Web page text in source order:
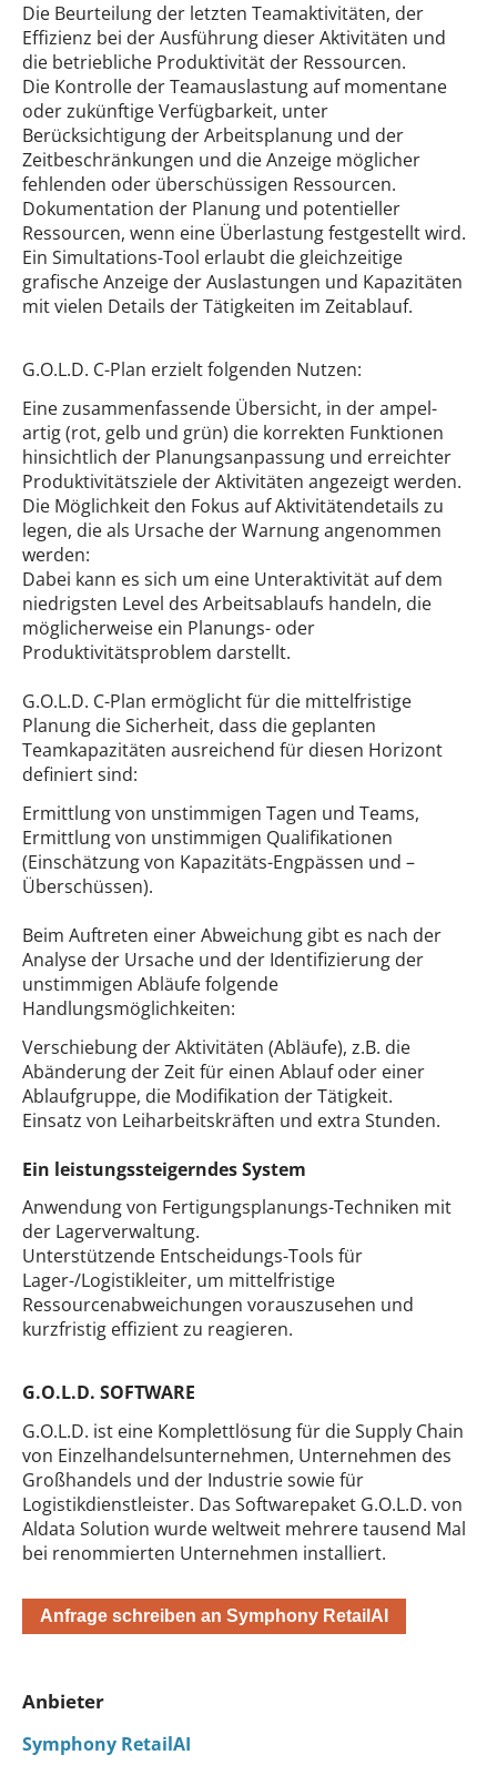
Die Beurteilung der letzten Teamaktivitäten, der
Effizienz bei der Ausführung dieser Aktivitäten und
die betriebliche Produktivität der Ressourcen.
Die Kontrolle der Teamauslastung auf momentane
oder zukünftige Verfügbarkeit, unter
Berücksichtigung der Arbeitsplanung und der
Zeitbeschränkungen und die Anzeige möglicher
fehlenden oder überschüssigen Ressourcen.
Dokumentation der Planung und potentieller
Ressourcen, wenn eine Überlastung festgestellt wird.
Ein Simultations-Tool erlaubt die gleichzeitige
grafische Anzeige der Auslastungen und Kapazitäten
mit vielen Details der Tätigkeiten im Zeitablauf.
G.O.L.D. C-Plan erzielt folgenden Nutzen:
Eine zusammenfassende Übersicht, in der ampel-
artig (rot, gelb und grün) die korrekten Funktionen
hinsichtlich der Planungsanpassung und erreichter
Produktivitätsziele der Aktivitäten angezeigt werden.
Die Möglichkeit den Fokus auf Aktivitätendetails zu
legen, die als Ursache der Warnung angenommen
werden:
Dabei kann es sich um eine Unteraktivität auf dem
niedrigsten Level des Arbeitsablaufs handeln, die
möglicherweise ein Planungs- oder
Produktivitätsproblem darstellt.
G.O.L.D. C-Plan ermöglicht für die mittelfristige
Planung die Sicherheit, dass die geplanten
Teamkapazitäten ausreichend für diesen Horizont
definiert sind:
Ermittlung von unstimmigen Tagen und Teams,
Ermittlung von unstimmigen Qualifikationen
(Einschätzung von Kapazitäts-Engpässen und –
Überschüssen).
Beim Auftreten einer Abweichung gibt es nach der
Analyse der Ursache und der Identifizierung der
unstimmigen Abläufe folgende
Handlungsmöglichkeiten:
Verschiebung der Aktivitäten (Abläufe), z.B. die
Abänderung der Zeit für einen Ablauf oder einer
Ablaufgruppe, die Modifikation der Tätigkeit.
Einsatz von Leiharbeitskräften und extra Stunden.
Ein leistungssteigerndes System
Anwendung von Fertigungsplanungs-Techniken mit
der Lagerverwaltung.
Unterstützende Entscheidungs-Tools für
Lager-/Logistikleiter, um mittelfristige
Ressourcenabweichungen vorauszusehen und
kurzfristig effizient zu reagieren.
G.O.L.D. SOFTWARE
G.O.L.D. ist eine Komplettlösung für die Supply Chain
von Einzelhandelsunternehmen, Unternehmen des
Großhandels und der Industrie sowie für
Logistikdienstleister. Das Softwarepaket G.O.L.D. von
Aldata Solution wurde weltweit mehrere tausend Mal
bei renommierten Unternehmen installiert.
Anfrage schreiben an Symphony RetailAI
Anbieter
Symphony RetailAI